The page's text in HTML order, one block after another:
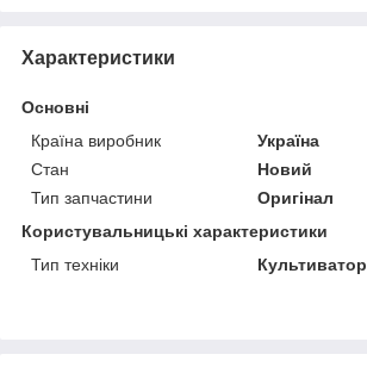
Характеристики
Основні
Країна виробник
Україна
Стан
Новий
Тип запчастини
Оригінал
Користувальницькі характеристики
Тип техніки
Культиватор